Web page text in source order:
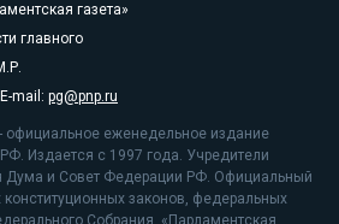
газета»
главного
mail: pg@pnp.ru
официальное еженедельное издание
Издается с 1997 года. Учредители
Дума и Совет Федерации РФ. Официальный
законов, федеральных